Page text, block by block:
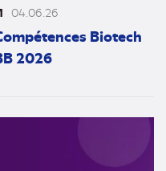
04.06.26
Biotech
2026